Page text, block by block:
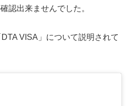
認出来ませんでした。
VISA」について説明されて